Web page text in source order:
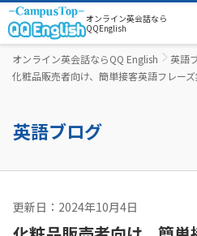
オンライン英会話なら
QQEnglish
オンライン英会話ならQQ English
英語
化粧品販売者向け、簡単接客英語フレーズ
英語ブログ
更新日：2024年10月4日